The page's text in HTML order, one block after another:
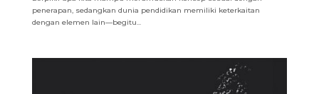
penerapan, sedangkan dunia pendidikan memiliki keterkaitan
dengan elemen lain—begitu...